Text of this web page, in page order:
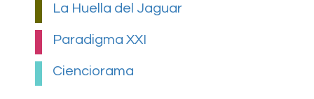
La Huella del Jaguar
Paradigma XXI
Cienciorama